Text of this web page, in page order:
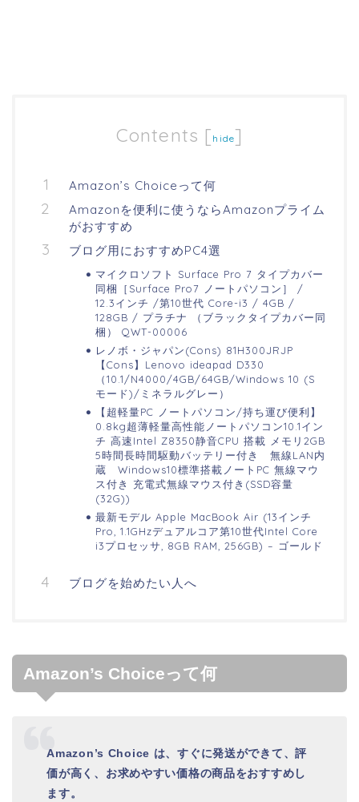
Contents [ hide]
Amazon’s Choiceって何
Amazonを便利に使うならAmazonプライム
がおすすめ
ブログ用におすすめPC4選
マイクロソフト Surface Pro 7 タイプカバー
同梱［Surface Pro7 ノートパソコン］ /
12.3インチ /第10世代 Core-i3 / 4GB /
128GB / プラチナ （ブラックタイプカバー同
梱） QWT-00006
レノボ・ジャパン(Cons) 81H300JRJP
【Cons】Lenovo ideapad D330
（10.1/N4000/4GB/64GB/Windows 10 (S
モード)/ミネラルグレー）
【超軽量PC ノートパソコン/持ち運び便利】
0.8kg超薄軽量高性能ノートパソコン10.1イン
チ 高速Intel Z8350静音CPU 搭載 メモリ2GB
5時間長時間駆動バッテリー付き 無線LAN内
蔵 Windows10標準搭載ノートPC 無線マウ
ス付き 充電式無線マウス付き(SSD容量
(32G))
最新モデル Apple MacBook Air (13インチ
Pro, 1.1GHzデュアルコア第10世代Intel Core
i3プロセッサ, 8GB RAM, 256GB) – ゴールド
ブログを始めたい人へ
Amazon’s Choiceって何
Amazon’s Choice は、すぐに発送ができて、評
価が高く、お求めやすい価格の商品をおすすめし
ます。